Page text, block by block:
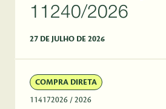
11240/2026
27 DE JULHO DE 2026
COMPRA DIRETA
114172026 / 2026